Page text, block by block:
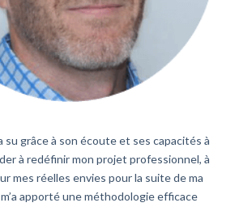
su grâce à son écoute et ses capacités à
à redéfinir mon projet professionnel, à
mes réelles envies pour la suite de ma
apporté une méthodologie efficace